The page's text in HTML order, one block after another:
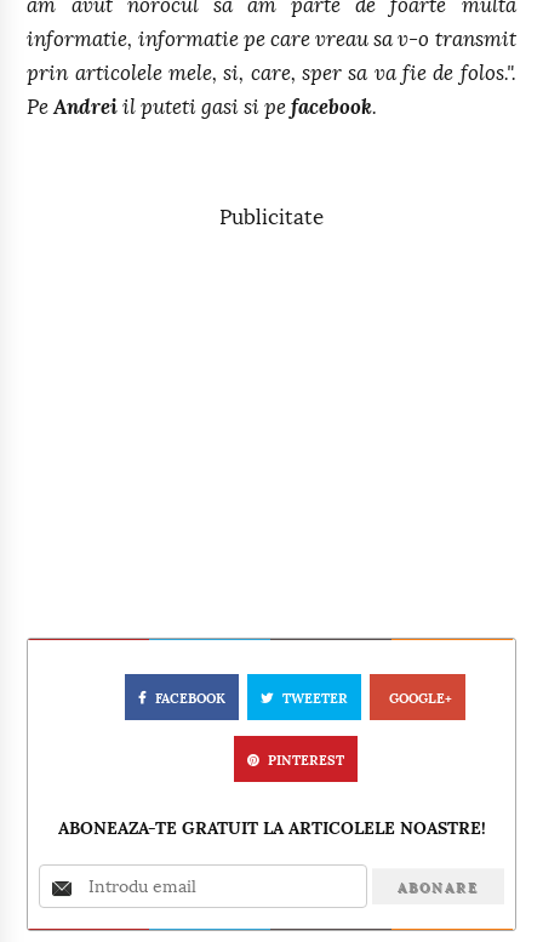
am avut norocul sa am parte de foarte multa
informatie, informatie pe care vreau sa v-o transmit
prin articolele mele, si, care, sper sa va fie de folos.".
PeAndrei il puteti gasi si pefacebook.
Publicitate
FACEBOOK TWEETER GOOGLE+
PINTEREST
ABONEAZA-TE GRATUIT LA ARTICOLELE NOASTRE!